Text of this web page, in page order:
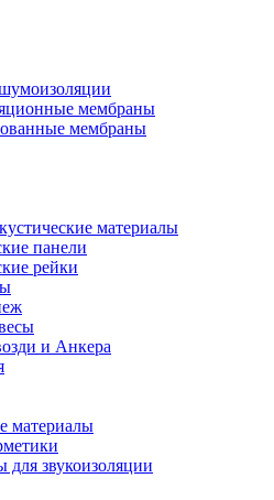
мембраны
мембраны
материалы
панели
рейки
и Анкера
материалы
для звукоизоляции